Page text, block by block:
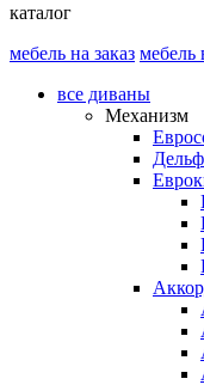
каталог
мебель на заказ мебель
все диваны
Механизм